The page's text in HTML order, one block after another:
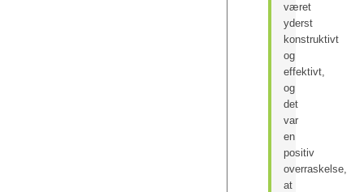
været
yderst
konstruktivt
og
effektivt,
og
det
var
en
positiv
overraskelse,
at